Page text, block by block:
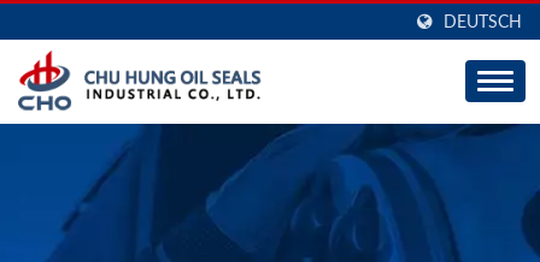
DEUTSCH